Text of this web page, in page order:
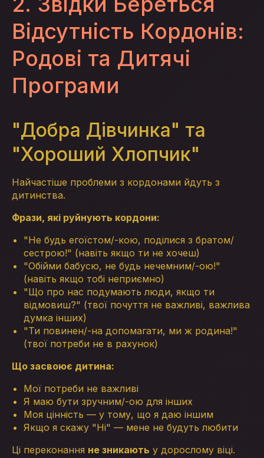
Відсутність Кордонів:
Родові та Дитячі
Програми
"Добра Дівчинка" та
"Хороший Хлопчик"
Найчастіше проблеми з кордонами йдуть з
дитинства.
Фрази, які руйнують кордони:
"Не будь егоїстом/-кою, поділися з братом/
сестрою!" (навіть якщо ти не хочеш)
"Обійми бабусю, не будь нечемним/-ою!"
(навіть якщо тобі неприємно)
"Що про нас подумають люди, якщо ти
відмовиш?" (твої почуття не важливі, важлива
думка інших)
"Ти повинен/-на допомагати, ми ж родина!"
(твої потреби не в рахунок)
Що засвоює дитина:
Мої потреби не важливі
Я маю бути зручним/-ою для інших
Моя цінність — у тому, що я даю іншим
Якщо я скажу "Ні" — мене не будуть любити
Ці переконання не зникають у дорослому віці.